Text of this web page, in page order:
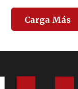
Carga Más